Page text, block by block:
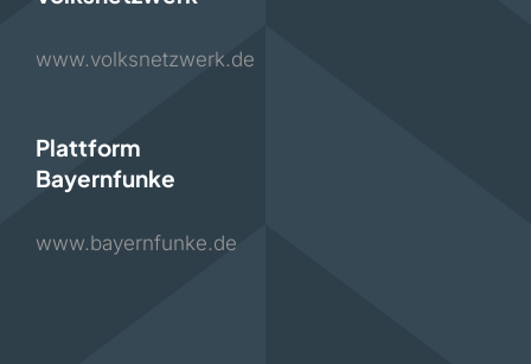
www.volksnetzwerk.de
Plattform
Bayernfunke
www.bayernfunke.de